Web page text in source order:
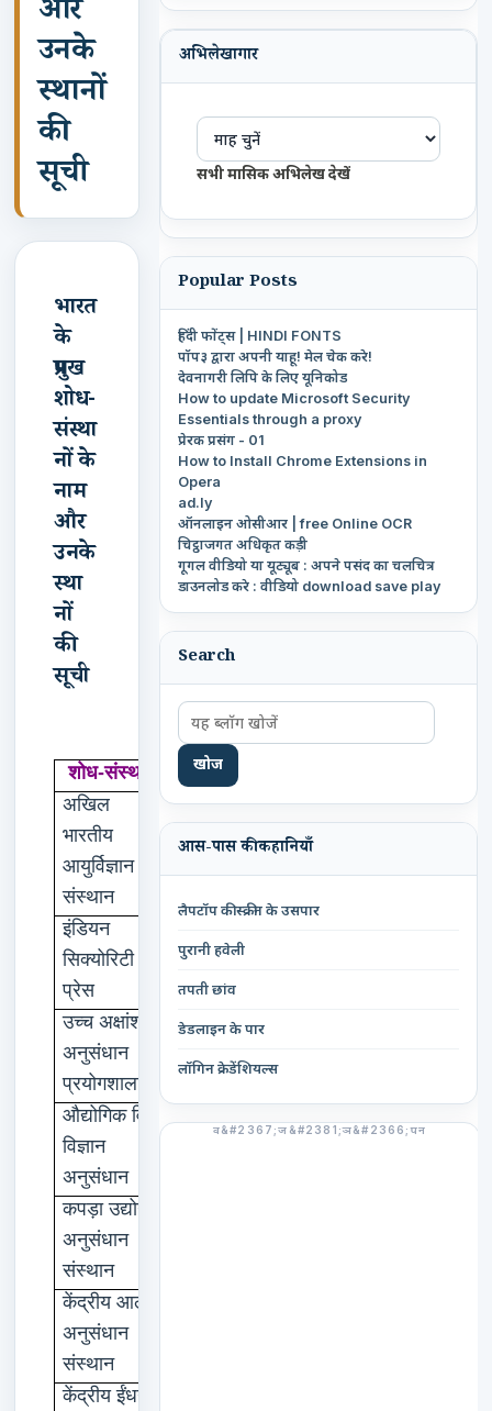
और
उनके
स्थानों
की
सूची
भारत
के
प्रमुख
शोध-
संस्था
नों के
नाम
और
उनके
स्था
नों
की
सूची
शोध-संस्थान स्थान
अखिल
भारतीय
आयुर्विज्ञान
संस्थान
नई दिल्ली
इंडियन
सिक्योरिटी
प्रेस
रोड, पुणे
उच्च अक्षांश
अनुसंधान
प्रयोगशाला
गुलमर्ग
औद्योगिक विष
विज्ञान
अनुसंधान
कपड़ा उद्योग
अनुसंधान
संस्थान
केंद्रीय आलू
अनुसंधान
संस्थान
केंद्रीय ईंधन
अभिलेखागार
सभी मासिक अभिलेख देखें
Popular Posts
हिंदी फोंट्स | HINDI FONTS
पॉप३ द्वारा अपनी याहू! मेल चेक करे!
देवनागरी लिपि के लिए यूनिकोड
How to update Microsoft Security
Essentials through a proxy
प्रेरक प्रसंग - 01
How to Install Chrome Extensions in
Opera
ad.ly
ऑनलाइन ओसीआर | free Online OCR
चिट्ठाजगत अधिकृत कड़ी
गूगल वीडियो या यूट्यूब : अपने पसंद का चलचित्र
डाउनलोड करे : वीडियो download save play
Search
आस-पास की कहानियाँ
लैपटॉप की स्क्रीन के उसपार
पुरानी हवेली
तपती छांव
डेडलाइन के पार
लॉगिन क्रेडेंशियल्स